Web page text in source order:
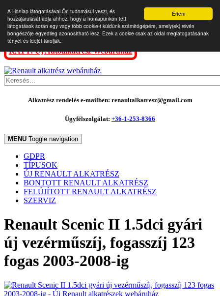
Értem
A Honlap látogatásával Ön tudomásul veszi, és
hozzájárulását adja ahhoz, hogy a honlapunkon tett
látogatások során egy vagy több cookie-t küldünk számítógépére, amely(ek) révén
böngészője egyedileg azonosítható lesz. Ezek a cookie csak az oldal meglátogatásának
tényét és idejét tárolják.
KATT: Új Autóalkatrész Webáruház
Alkatrész rendelés e-mailben: renaultalkatresz@gmail.com
Ügyfélszolgálat: +36-1-253-8366
MENU Toggle navigation
GDPR
TÍPUSOK
ÚJ RENAULT ALKATRÉSZ
BONTOTT RENAULT ALKATRÉSZ
FELÚJÍTOTT RENAULT ALKATRÉSZ
SZERVIZ
Renault Scenic II 1.5dci gyári
új vezérműszíj, fogasszíj 123
fogas 2003-2008-ig